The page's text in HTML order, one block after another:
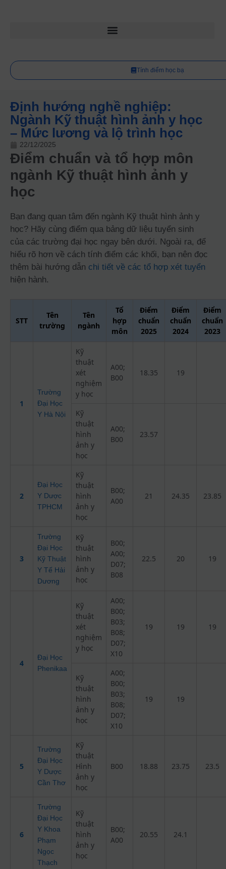
Tính điểm học bạ
Định hướng nghề nghiệp:
Ngành Kỹ thuật hình ảnh y học
– Mức lương và lộ trình học
22/12/2025
Điểm chuẩn và tổ hợp môn
ngành Kỹ thuật hình ảnh y
học
Bạn đang quan tâm đến ngành Kỹ thuật hình ảnh y
học? Hãy cùng điểm qua bảng dữ liệu tuyển sinh
của các trường đại học ngay bên dưới. Ngoài ra, để
hiểu rõ hơn về cách tính điểm các khối, bạn nên đọc
thêm bài hướng dẫn chi tiết về các tổ hợp xét tuyển
hiện hành.
STT
Tên
trường
Tên
ngành
Tổ
hợp
môn
Điểm
chuẩn
2025
Điểm
chuẩn
2024
Điểm
chuẩn
2023
1
Trường
Đại Học
Y Hà Nội
Kỹ
thuật
xét
nghiệm
y học
A00;
B00
18.35 19
Kỹ
thuật
hình
ảnh y
học
A00;
B00
23.57
2
Đại Học
Y Dược
TPHCM
Kỹ
thuật
hình
ảnh y
học
B00;
A00
21 24.35 23.85
3
Trường
Đại Học
Kỹ Thuật
Y Tế Hải
Dương
Kỹ
thuật
hình
ảnh y
học
B00;
A00;
D07;
B08
22.5 20 19
4
Đại Học
Phenikaa
Kỹ
thuật
xét
nghiệm
y học
A00;
B00;
B03;
B08;
D07;
X10
19 19 19
Kỹ
thuật
hình
ảnh y
học
A00;
B00;
B03;
B08;
D07;
X10
19 19
5
Trường
Đại Học
Y Dược
Cần Thơ
Kỹ
thuật
Hình
ảnh y
học
B00 18.88 23.75 23.5
6
Trường
Đại Học
Y Khoa
Phạm
Ngọc
Thạch
Kỹ
thuật
hình
ảnh y
học
B00;
A00
20.55 24.1